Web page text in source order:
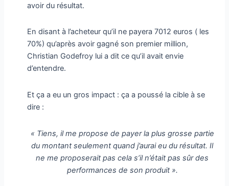
avoir du résultat.
En disant à l’acheteur qu’il ne payera 7012 euros ( les
70%) qu’après avoir gagné son premier million,
Christian Godefroy lui a dit ce qu’il avait envie
d’entendre.
Et ça a eu un gros impact : ça a poussé la cible à se
dire :
« Tiens, il me propose de payer la plus grosse partie
du montant seulement quand j’aurai eu du résultat. Il
ne me proposerait pas cela s’il n’était pas sûr des
performances de son produit ».